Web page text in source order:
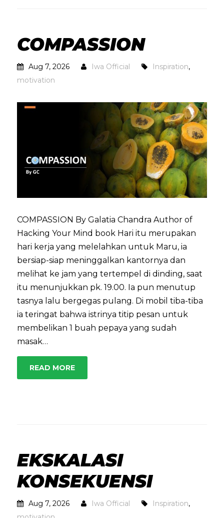
COMPASSION
Aug 7, 2026 Iwa Official Inspiration,
motivation
COMPASSION By Galatia Chandra Author of
Hacking Your Mind book Hari itu merupakan
hari kerja yang melelahkan untuk Maru, ia
bersiap-siap meninggalkan kantornya dan
melihat ke jam yang tertempel di dinding, saat
itu menunjukkan pk. 19.00. Ia pun menutup
tasnya lalu bergegas pulang. Di mobil tiba-tiba
ia teringat bahwa istrinya titip pesan untuk
membelikan 1 buah pepaya yang sudah
masak…
READ MORE
EKSKALASI
KONSEKUENSI
Aug 7, 2026 Iwa Official Inspiration,